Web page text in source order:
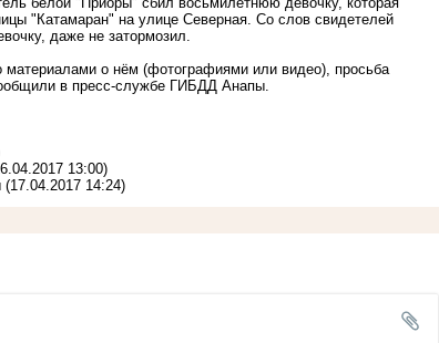
"Катамаран" на улице Северная. Со слов свидетелей
даже не затормозил.
о нём (фотографиями или видео), просьба
в пресс-службе ГИБДД Анапы.
13:00)
(17.04.2017 14:24)